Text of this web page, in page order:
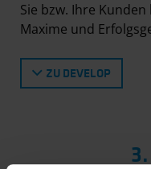
Sie bzw. Ihre
Maxime und
ZU DEVELOP